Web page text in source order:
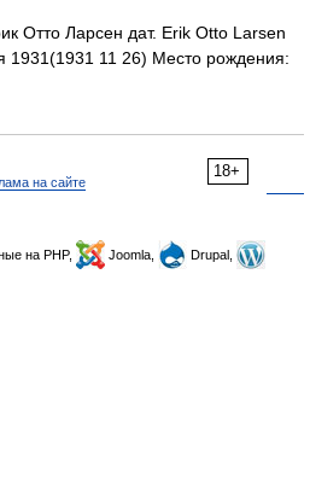
Отто Ларсен дат. Erik Otto Larsen
1931(1931 11 26) Место рождения:
18+
на сайте
на PHP, Joomla,
Drupal,